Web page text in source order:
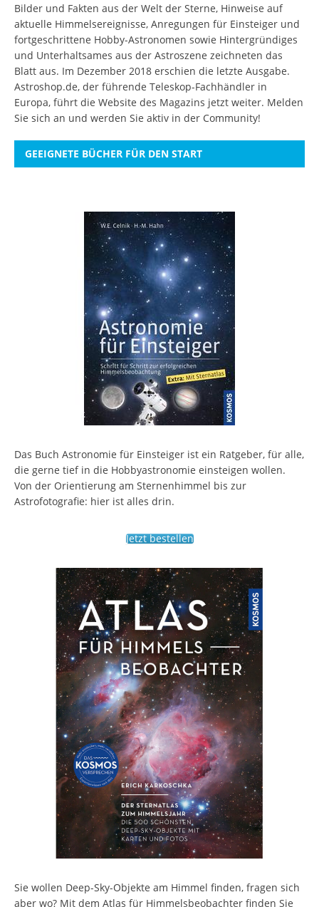
Bilder und Fakten aus der Welt der Sterne, Hinweise auf
aktuelle Himmelsereignisse, Anregungen für Einsteiger und
fortgeschrittene Hobby-Astronomen sowie Hintergründiges
und Unterhaltsames aus der Astroszene zeichneten das
Blatt aus. Im Dezember 2018 erschien die letzte Ausgabe.
Astroshop.de, der führende Teleskop-Fachhändler in
Europa, führt die Website des Magazins jetzt weiter. Melden
Sie sich an und werden Sie aktiv in der Community!
GEEIGNETE BÜCHER FÜR DEN START
Das Buch Astronomie für Einsteiger ist ein Ratgeber, für alle,
die gerne tief in die Hobbyastronomie einsteigen wollen.
Von der Orientierung am Sternenhimmel bis zur
Astrofotografie: hier ist alles drin.
Jetzt bestellen
Sie wollen Deep-Sky-Objekte am Himmel finden, fragen sich
aber wo? Mit dem Atlas für Himmelsbeobachter finden Sie